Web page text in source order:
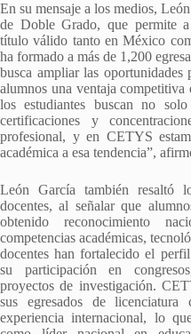
En su mensaje a los medios,
de Doble Grado, que permite
título válido tanto en México
ha formado a más de 1,200
busca ampliar las
alumnos una ventaja
los estudiantes buscan no
certificaciones y
profesional, y en CETYS
académica a esa tendencia”,
León García también resaltó
docentes, al señalar que
obtenido reconocimiento
competencias académicas,
docentes han fortalecido el
su participación en
proyectos de investigación.
sus egresados de
experiencia internacional, lo